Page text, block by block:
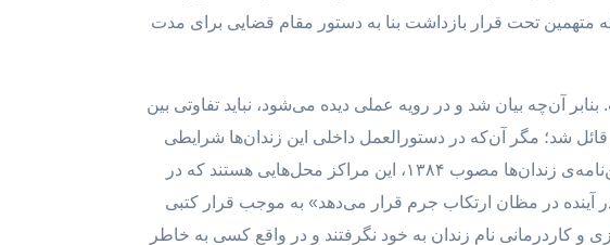
متهمین تحت قرار بازداشت بنا به دستور مقام قضایی برای مدت
آن‌چه بیان شد و در رویه عملی دیده می‌شود، نباید تفاوتی بین
قائل شد؛ مگر آن‌که در دستورالعمل داخلی این زندان‌ها شرایطی
لحاظ شده باشد که جز اشخاص زندانی، سایرین از آن بی‌اطلاع هستند. هرچند که برابر با ماده‌ی ۱۴ آیین‌نامه‌ی زندان‌ها مصوب ۱۳۸۴، این مراکز محل‌هایی هستند که در
آینده در مظان ارتکاب جرم قرار می‌دهد» به موجب قرار کتبی
کاردرمانی نام زندان به خود نگرفتند و در واقع کسی به خاطر